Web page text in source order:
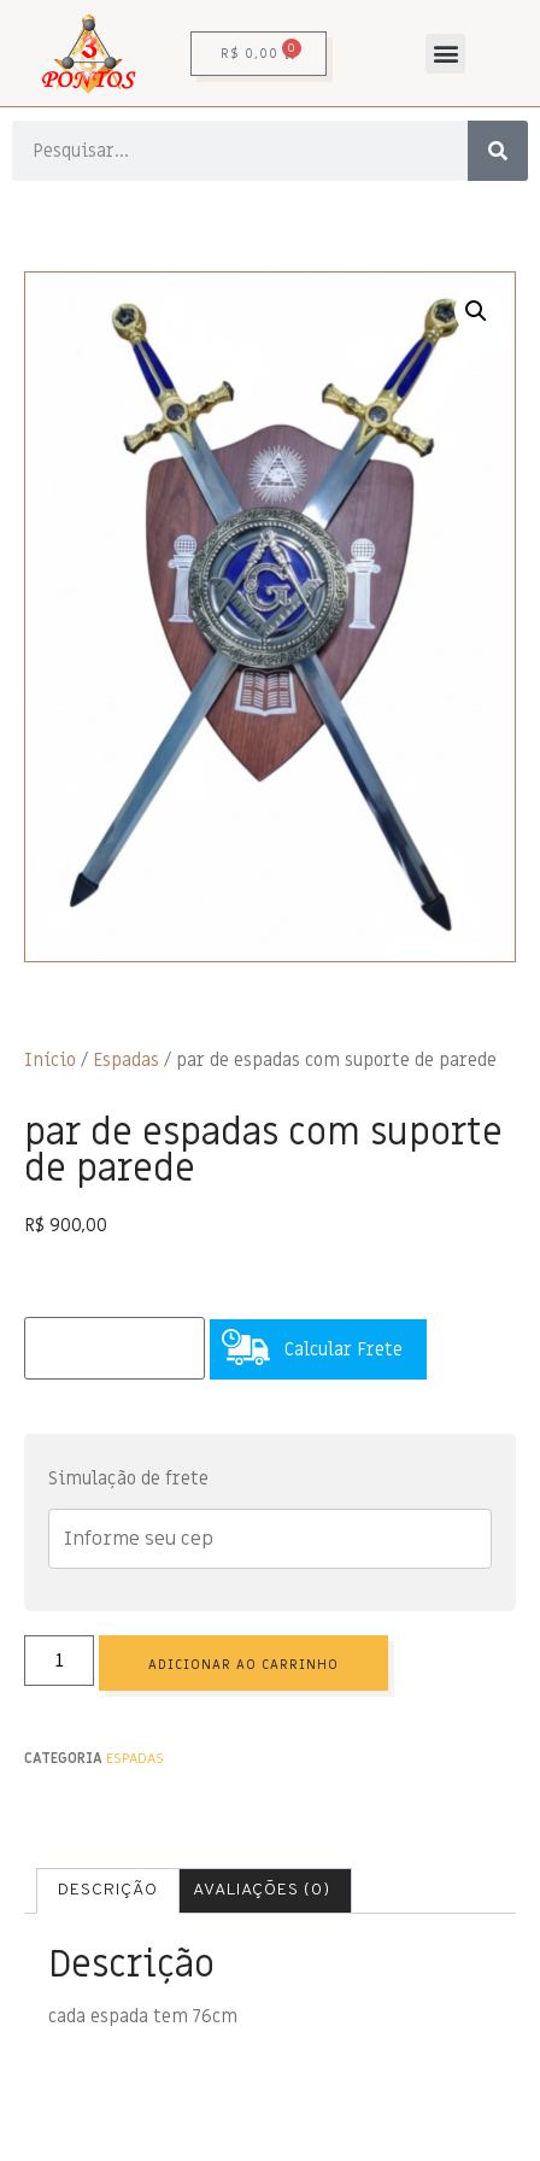
R$ 0,00 0
Início / Espadas / par de espadas com suporte de parede
par de espadas com suporte
de parede
R$ 900,00
Calcular Frete
Simulação de frete
ADICIONAR AO CARRINHO
CATEGORIA ESPADAS
DESCRIÇÃO AVALIAÇÕES (0)
Descrição
cada espada tem 76cm